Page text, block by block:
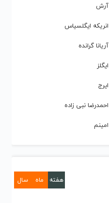
آرش
انریکه ایگلسیاس
آریانا گرانده
ایگلز
ایرج
احمدرضا نبی زاده
امینم
هفته ماه سال